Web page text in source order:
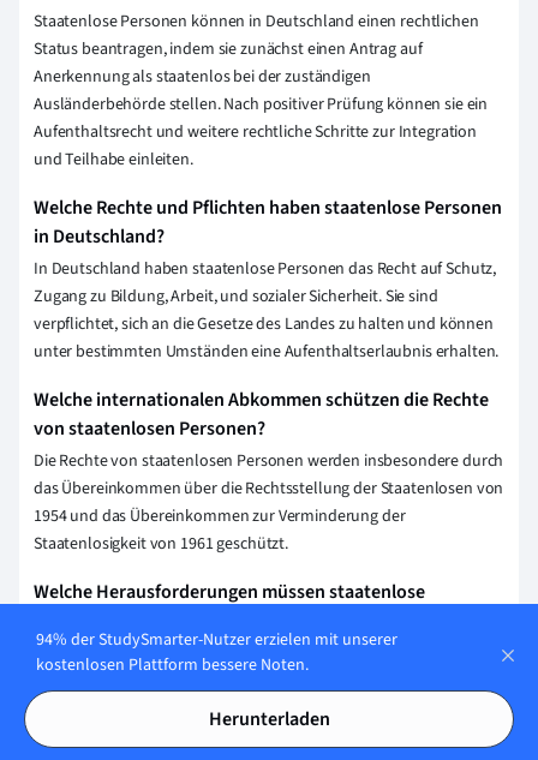
Staatenlose Personen können in Deutschland einen rechtlichen
Status beantragen, indem sie zunächst einen Antrag auf
Anerkennung als staatenlos bei der zuständigen
Ausländerbehörde stellen. Nach positiver Prüfung können sie ein
Aufenthaltsrecht und weitere rechtliche Schritte zur Integration
und Teilhabe einleiten.
Welche Rechte und Pflichten haben staatenlose Personen
in Deutschland?
In Deutschland haben staatenlose Personen das Recht auf Schutz,
Zugang zu Bildung, Arbeit, und sozialer Sicherheit. Sie sind
verpflichtet, sich an die Gesetze des Landes zu halten und können
unter bestimmten Umständen eine Aufenthaltserlaubnis erhalten.
Welche internationalen Abkommen schützen die Rechte
von staatenlosen Personen?
Die Rechte von staatenlosen Personen werden insbesondere durch
das Übereinkommen über die Rechtsstellung der Staatenlosen von
1954 und das Übereinkommen zur Verminderung der
Staatenlosigkeit von 1961 geschützt.
Welche Herausforderungen müssen staatenlose
Staatenlose Personen stehen oft vor Problemen beim Zugang zu
Papiere keine offiziellen Leistungen in Anspruch nehmen können.
Sie haben Schwierigkeiten, rechtlich anerkannte Identität
94% der StudySmarter-Nutzer erzielen mit unserer
kostenlosen Plattform bessere Noten.
Herunterladen